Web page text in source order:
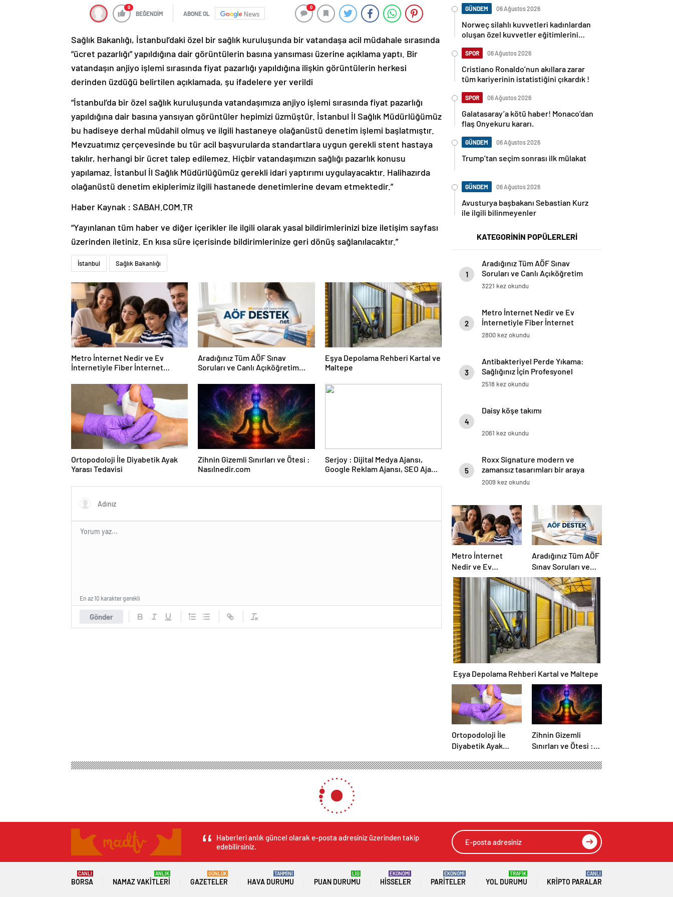
News
“ücret pazarlığı” yapıldığına dair görüntülerin basına yansıması üzerine açıklama yaptı. Bir
vatandaşın anjiyo işlemi sırasında fiyat pazarlığı yapıldığına ilişkin görüntülerin herkesi
derinden üzdüğü belirtilen açıklamada, şu ifadelere yer verildi
yapıldığına dair basına yansıyan görüntüler hepimizi üzmüştür. İstanbul İl Sağlık Müdürlüğümüz
bu hadiseye derhal müdahil olmuş ve ilgili hastaneye olağanüstü denetim işlemi başlatmıştır.
Mevzuatımız çerçevesinde bu tür acil başvurularda standartlara uygun gerekli stent hastaya
takılır, herhangi bir ücret talep edilemez. Hiçbir vatandaşımızın sağlığı pazarlık konusu
yapılamaz. İstanbul İl Sağlık Müdürlüğümüz gerekli idari yaptırımı uygulayacaktır. Halihazırda
olağanüstü denetim ekiplerimiz ilgili hastanede denetimlerine devam etmektedir.”
üzerinden iletiniz. En kısa süre içerisinde bildirimlerinize geri dönüş sağlanılacaktır.”
İstanbul Sağlık Bakanlığı
Metro İnternet Nedir ve Ev
İnternetiyle Fiber İnternet
Arasındaki Farklar
Aradığınız Tüm AÖF Sınav
Soruları ve Canlı Açıköğretim
Forumu Burada
Eşya Depolama Rehberi Kartal ve
Maltepe
Ortopodoloji İle Diyabetik Ayak
Yarası Tedavisi
Zihnin Gizemli Sınırları ve Ötesi :
Nasılnedir.com
Serjoy : Dijital Medya Ajansı,
Google Reklam Ajansı, SEO Ajansı
ve Web Tasarım Ajansı
Gönder
Norweç silahlı kuvvetleri kadınlardan
oluşan özel kuvvetler eğitimlerini
başlattı.
Cristiano Ronaldo’nun akıllara zarar
tüm kariyerinin istatistiğini çıkardık !
Galatasaray’a kötü haber! Monaco’dan
flaş Onyekuru kararı.
Trump’tan seçim sonrası ilk mülakat
Avusturya başbakanı Sebastian Kurz
ile ilgili bilinmeyenler
1
Soruları ve Canlı Açıköğretim
Forumu Burada
3221 kez okundu
2
İnternetiyle Fiber İnternet
Arasındaki Farklar
2800 kez okundu
3
Sağlığınız İçin Profesyonel
Çözümler
2518 kez okundu
4
5
zamansız tasarımları bir araya
getiriyor
2009 kez okundu
Metro İnternet
Nedir ve Ev
İnternetiyle Fiber
İnternet Arasındaki
Farklar
Aradığınız Tüm AÖF
Sınav Soruları ve
Canlı Açıköğretim
Forumu Burada
Eşya Depolama Rehberi Kartal ve Maltepe
Ortopodoloji İle
Diyabetik Ayak
Yarası Tedavisi
Zihnin Gizemli
Sınırları ve Ötesi :
Nasılnedir.com
CHP’li belediyelere terör operasyonunda flaş gelişme! 10
şüpheli tutuklandı
HIZLI YORUM YAP